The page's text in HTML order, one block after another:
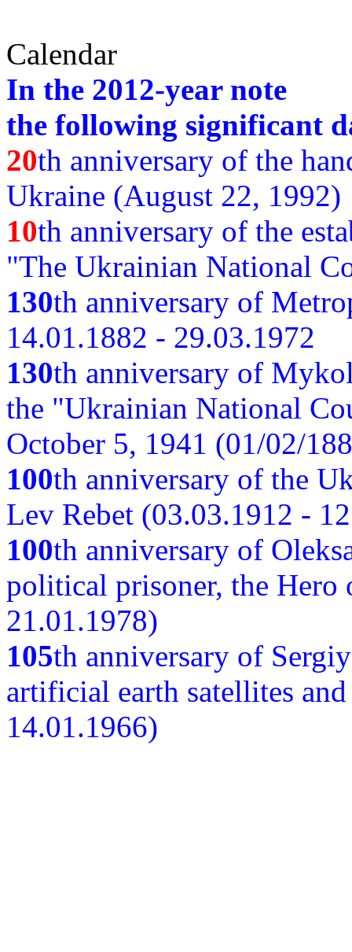
Calendar
In the 2012-year note
the following significant
20th anniversary of the
Ukraine (August 22, 1992)
10th anniversary of the
"The Ukrainian National
130th anniversary of
14.01.1882 - 29.03.1972
130th anniversary of
the "Ukrainian National
October 5, 1941 (01/02/
100th anniversary of the
Lev Rebet (03.03.1912 -
100th anniversary of
political prisoner, the
21.01.1978)
105th anniversary of
artificial earth satellites
14.01.1966)